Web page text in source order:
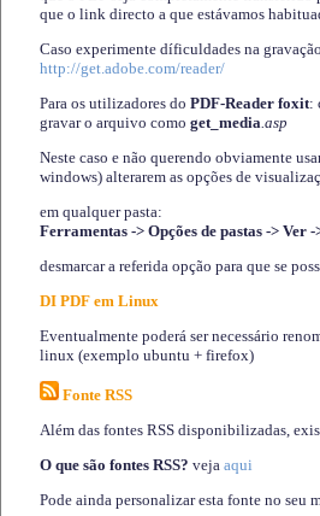
que o link directo a que estávamos
Caso experimente díficuldades na
http://get.adobe.com/reader/
Para os utilizadores do PDF-Reader foxit:
gravar o arquivo como get_media.asp
Neste caso e não querendo obviamente
windows) alterarem as opções de
em qualquer pasta:
Ferramentas -> Opções de pastas -> Ver
desmarcar a referida opção para que se
DI PDF em Linux
Eventualmente poderá ser necessário
linux (exemplo ubuntu + firefox)
Fonte RSS
Além das fontes RSS disponibilizadas,
O que são fontes RSS? veja aqui
Pode ainda personalizar esta fonte no seu